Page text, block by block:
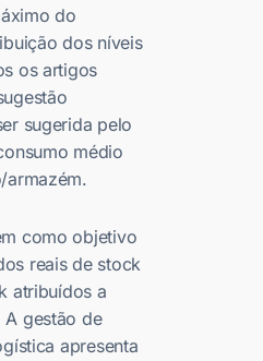
do
dos níveis
os artigos
sugerida pelo
médio
armazém.
como objetivo
reais de stock
atribuídos a
gestão de
apresenta